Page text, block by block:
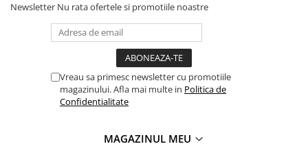
Newsletter Nu rata ofertele si promotiile noastre
Vreau sa primesc newsletter cu promotiile
magazinului. Afla mai multe in Politica de
Confidentialitate
MAGAZINUL MEU